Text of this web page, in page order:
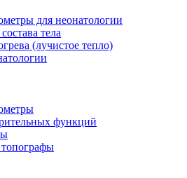
для неонатологии
тела
(лучистое тепло)
функций